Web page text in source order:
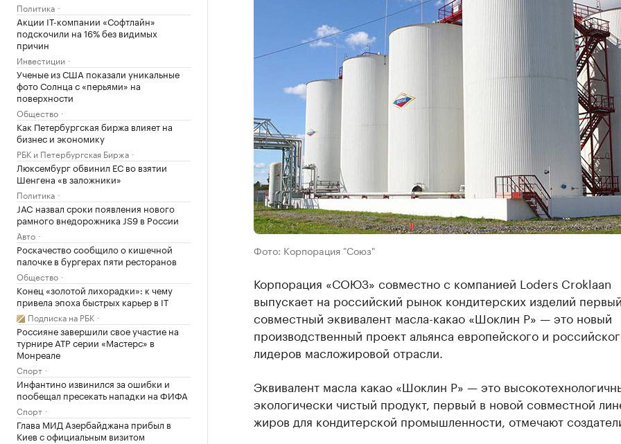
Политика
Акции IT-компании «Софтлайн»
подскочили на 16% без видимых
причин
Инвестиции
Ученые из США показали уникальные
фото Солнца с «перьями» на
поверхности
Общество
Как Петербургская биржа влияет на
бизнес и экономику
РБК и Петербургская Биржа
Люксембург обвинил ЕС во взятии
Шенгена «в заложники»
Политика
JAC назвал сроки появления нового
рамного внедорожника JS9 в России
Авто
Роскачество сообщило о кишечной
палочке в бургерах пяти ресторанов
Общество
Конец «золотой лихорадки»: к чему
привела эпоха быстрых карьер в IT
Подписка на РБК
Россияне завершили свое участие на
турнире ATP серии «Мастерс» в
Монреале
Спорт
Инфантино извинился за ошибки и
пообещал пресекать нападки на ФИФА
Спорт
Глава МИД Азербайджана прибыл в
Киев с официальным визитом
Фото: Корпорация "Союз"
Корпорация «СОЮЗ» совместно с компанией Loders Croklaan
выпускает на российский рынок кондитерских изделий
совместный эквивалент масла-какао «Шоклин Р» — это новый
производственный проект альянса европейского и
лидеров масложировой отрасли.
Эквивалент масла какао «Шоклин Р» — это
экологически чистый продукт, первый в новой совместной
жиров для кондитерской промышленности, отмечают